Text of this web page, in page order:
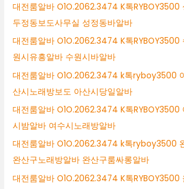
대전룸알바 O1O.2062.3474 K톡RYBOY3500
두정동보도사무실 성정동바알바
대전룸알바 O1O.2062.3474 K톡RYBOY3500
원시유흥알바 수원시바알바
대전룸알바 O1O.2062.3474 k톡ryboy3500
산시노래방보도 아산시당일알바
대전룸알바 O1O.2062.3474 K톡RYBOY3500
시밤알바 여수시노래방알바
대전룸알바 O1O.2062.3474 k톡ryboy3500
완산구노래방알바 완산구룸싸롱알바
대전룸알바 O1O.2062.3474 K톡RYBOY3500